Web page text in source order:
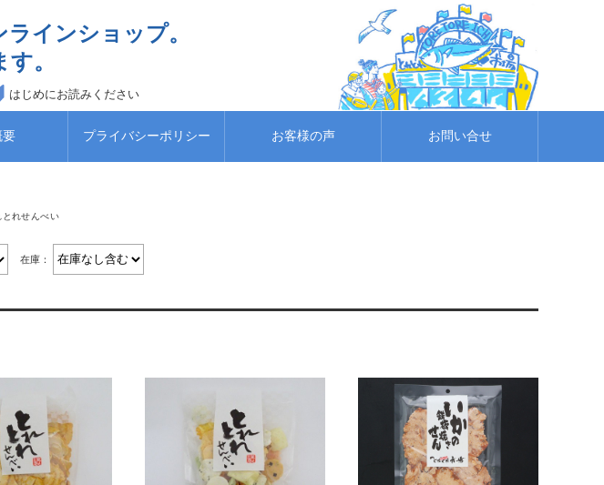
インショップ。
。
はじめにお読みください
要 プライバシーポリシー お客様の声 お問い合せ
とれせんべい
在庫：